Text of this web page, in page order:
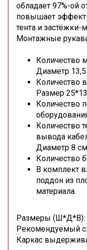
обладает 97%-ой
повышает
тента и застёжки-
Монтажные
Количество
Диаметр
Количество
Размер
Количество
Количество
вывода
Диаметр 8
Количество
В комплект
поддон из
материала.
Размеры (Ш*Д*В):
Рекомендуемый
Каркас